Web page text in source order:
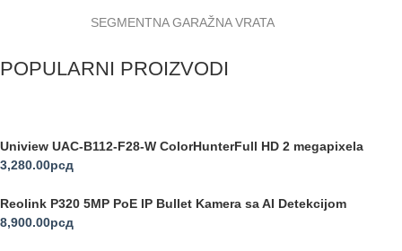
SEGMENTNA GARAŽNA VRATA
POPULARNI PROIZVODI
Uniview UAC-B112-F28-W ColorHunterFull HD 2 megapixela
3,280.00рсд
Reolink P320 5MP PoE IP Bullet Kamera sa AI Detekcijom
8,900.00рсд